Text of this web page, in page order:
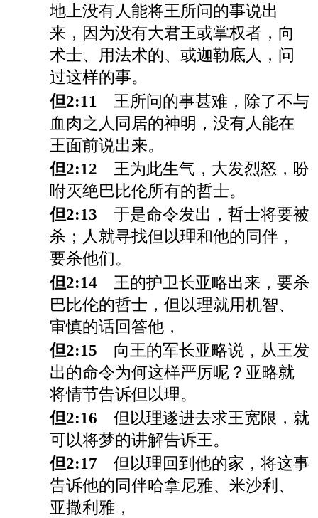
地上没有人能将王所问的事说出
来，因为没有大君王或掌权者，向
术士、用法术的、或迦勒底人，问
过这样的事。
但2:11
王所问的事甚难，除了不与
血肉之人同居的神明，没有人能在
王面前说出来。
但2:12 王为此生气，大发烈怒，吩
咐灭绝巴比伦所有的哲士。
但2:13 于是命令发出，哲士将要被
杀；人就寻找但以理和他的同伴，
要杀他们。
但2:14 王的护卫长亚略出来，要杀
巴比伦的哲士，但以理就用机智、
审慎的话回答他，
但2:15 向王的军长亚略说，从王发
出的命令为何这样严厉呢？亚略就
将情节告诉但以理。
但2:16 但以理遂进去求王宽限，就
可以将梦的讲解告诉王。
但2:17 但以理回到他的家，将这事
告诉他的同伴哈拿尼雅、米沙利、
亚撒利雅，